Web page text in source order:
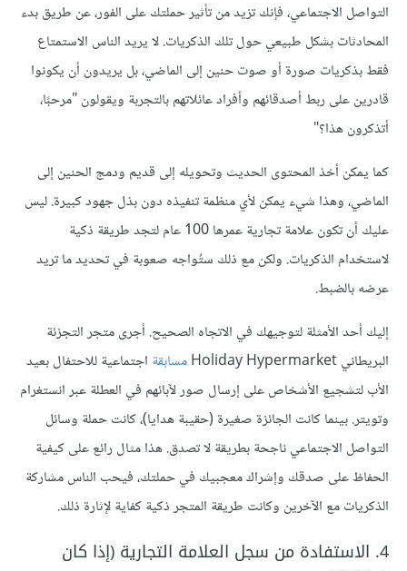
التواصل الاجتماعي، فإنك تزيد من تأثير حملتك على الفور، عن طريق بدء
المحادثات بشكل طبيعي حول تلك الذكريات. لا يريد الناس الاستمتاع
فقط بذكريات صورة أو صوت حنين إلى الماضي، بل يريدون أن يكونوا
قادرين على ربط أصدقائهم وأفراد عائلاتهم بالتجربة ويقولون "مرحبًا،
أتذكرون هذا؟"
كما يمكن أخذ المحتوى الحديث وتحويله إلى قديم ودمج الحنين إلى
الماضي، وهذا شيء يمكن لأي منظمة تنفيذه دون بذل جهود كبيرة. ليس
عليك أن تكون علامة تجارية عمرها 100 عام لتجد طريقة ذكية
لاستخدام الذكريات. ولكن مع ذلك ستُواجه صعوبة في تحديد ما تريد
عرضه بالضبط.
إليك أحد الأمثلة لتوجيهك في الاتجاه الصحيح. أجرى متجر التجزئة
البريطاني Holiday Hypermarket
مسابقة اجتماعية للاحتفال بعيد
الأب لتشجيع الأشخاص على إرسال صور لآبائهم في العطلة عبر انستغرام
وتويتر. بينما كانت الجائزة صغيرة (حقيبة هدايا)، كانت حملة وسائل
التواصل الاجتماعي ناجحة بطريقة لا تصدق. هذا مثال رائع على كيفية
الحفاظ على صدقك وإشراك معجبيك في حملتك، فيحب الناس مشاركة
الذكريات مع الآخرين وكانت طريقة المتجر ذكية كفاية لإثارة ذلك.
4. الاستفادة من سجل العلامة التجارية (إذا كان